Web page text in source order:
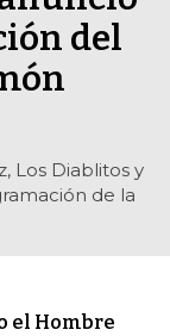
del
Los Diablitos y
de la
el Hombre